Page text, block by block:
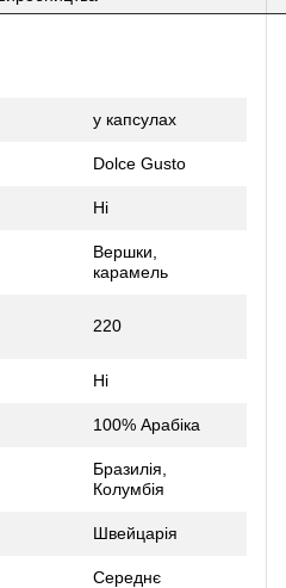
у капсулах
Dolce Gusto
Ні
Вершки,
карамель
220
Ні
100% Арабіка
Бразилія,
Колумбія
Швейцарія
Середнє